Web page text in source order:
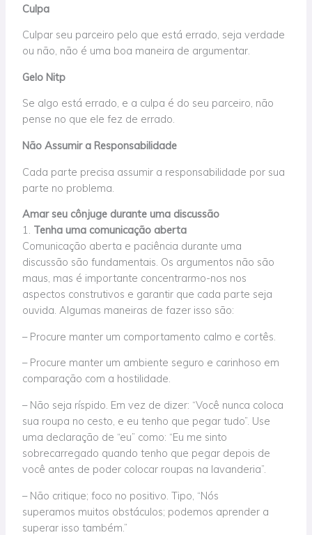
Culpa
Culpar seu parceiro pelo que está errado, seja verdade
ou não, não é uma boa maneira de argumentar.
Gelo Nitp
Se algo está errado, e a culpa é do seu parceiro, não
pense no que ele fez de errado.
Não Assumir a Responsabilidade
Cada parte precisa assumir a responsabilidade por sua
parte no problema.
Amar seu cônjuge durante uma discussão
1. Tenha uma comunicação aberta
Comunicação aberta e paciência durante uma
discussão são fundamentais. Os argumentos não são
maus, mas é importante concentrarmo-nos nos
aspectos construtivos e garantir que cada parte seja
ouvida. Algumas maneiras de fazer isso são:
– Procure manter um comportamento calmo e cortês.
– Procure manter um ambiente seguro e carinhoso em
comparação com a hostilidade.
– Não seja ríspido. Em vez de dizer: “Você nunca coloca
sua roupa no cesto, e eu tenho que pegar tudo”. Use
uma declaração de “eu” como: “Eu me sinto
sobrecarregado quando tenho que pegar depois de
você antes de poder colocar roupas na lavanderia”.
– Não critique; foco no positivo. Tipo, “Nós
superamos muitos obstáculos; podemos aprender a
superar isso também.”